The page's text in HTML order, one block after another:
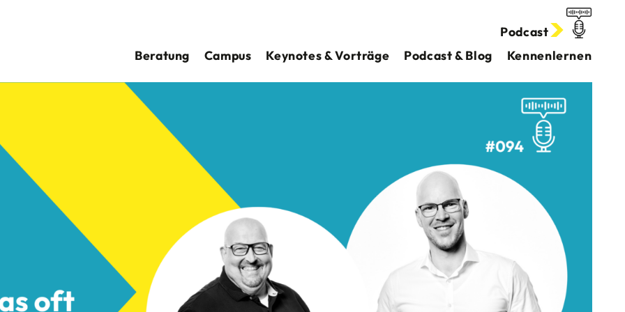
Podcast
Beratung
Campus Keynotes & Vorträge Podcast & Blog Kennenlernen